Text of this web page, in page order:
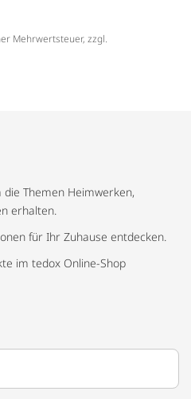
Mehrwertsteuer, zzgl.
Themen Heimwerken,
erhalten.
für Ihr Zuhause entdecken.
im tedox Online-Shop